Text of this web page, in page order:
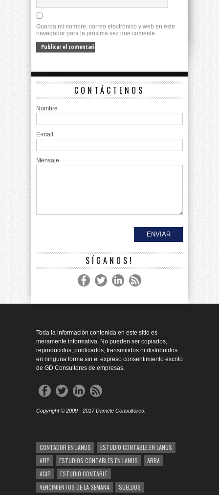
Guarda mi nombre, correo electrónico y web en este
navegador para la próxima vez que comente.
CONTÁCTENOS
Nombre
E-mail
Mensaje
SÍGANOS!
Toda la información contenida en este sitio es
meramente informativa. No pueden ser copiados,
reproducidos, publicados, transmitidos ni distribuidos
en ninguna forma sin el expreso consentimiento escrito
de GD Consultores de empresas.
Copyright © 2009 - 2017 Damele Consultores.
CONTADOR EN LANUS
ESTUDIO CONTABLE EN LANUS
AFIP
ESTUDIOS CONTABLES EN LANUS
ARBA
AGIP
ESTUDIO CONTABLE
VENCIMIENTOS DE LA SEMANA
SUELDOS